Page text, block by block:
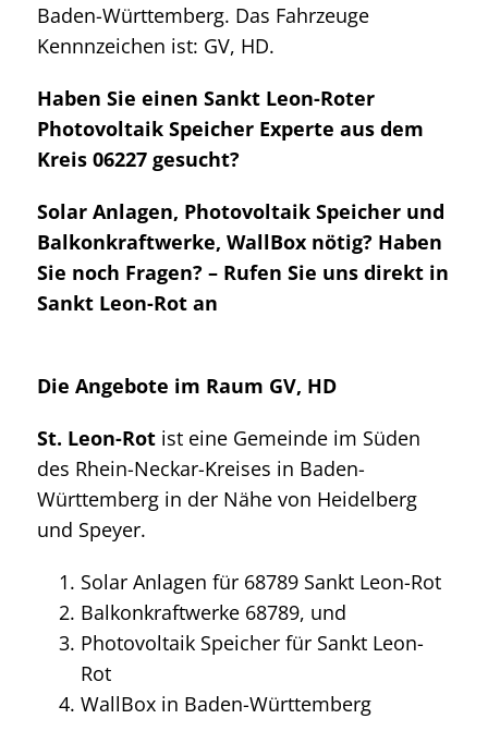
Baden-Württemberg. Das Fahrzeuge
Kennnzeichen ist: GV, HD.
Haben Sie einen Sankt Leon-Roter
Photovoltaik Speicher Experte aus dem
Kreis 06227 gesucht?
Solar Anlagen, Photovoltaik Speicher und
Balkonkraftwerke, WallBox nötig? Haben
Sie noch Fragen? – Rufen Sie uns direkt in
Sankt Leon-Rot an
Die Angebote im Raum GV, HD
St. Leon-Rot ist eine Gemeinde im Süden
des Rhein-Neckar-Kreises in Baden-
Württemberg in der Nähe von Heidelberg
und Speyer.
Solar Anlagen für 68789 Sankt Leon-Rot
Balkonkraftwerke 68789, und
Photovoltaik Speicher für Sankt Leon-
Rot
WallBox in Baden-Württemberg